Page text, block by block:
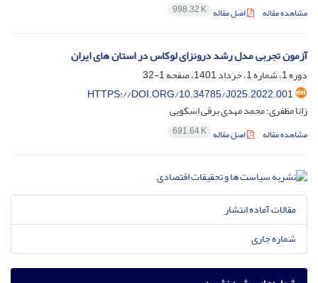
مشاهده مقاله اصل مقاله 998.32 K
آزمون تجربی مدل رشد درونزای لوکاس در استان های ایران
دوره 1، شماره 1، خرداد 1401، صفحه
1-32
HTTPS://DOI.ORG/10.34785/J025.2022.001
زانا مظفری؛ محمد مهدی برقی اسکویی
مشاهده مقاله اصل مقاله 691.64 K
مقالات آماده انتشار
شماره جاری